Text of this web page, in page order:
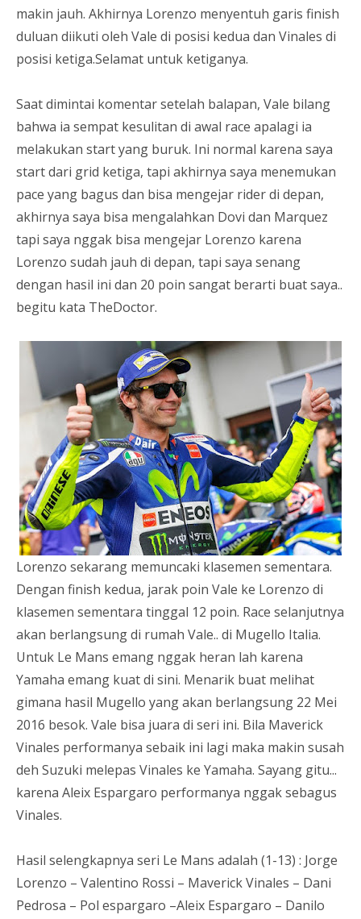
makin jauh. Akhirnya Lorenzo menyentuh garis finish
duluan diikuti oleh Vale di posisi kedua dan Vinales di
posisi ketiga.Selamat untuk ketiganya.
Saat dimintai komentar setelah balapan, Vale bilang
bahwa ia sempat kesulitan di awal race apalagi ia
melakukan start yang buruk. Ini normal karena saya
start dari grid ketiga, tapi akhirnya saya menemukan
pace yang bagus dan bisa mengejar rider di depan,
akhirnya saya bisa mengalahkan Dovi dan Marquez
tapi saya nggak bisa mengejar Lorenzo karena
Lorenzo sudah jauh di depan, tapi saya senang
dengan hasil ini dan 20 poin sangat berarti buat saya..
begitu kata TheDoctor.
Lorenzo sekarang memuncaki klasemen sementara.
Dengan finish kedua, jarak poin Vale ke Lorenzo di
klasemen sementara tinggal 12 poin. Race selanjutnya
akan berlangsung di rumah Vale.. di Mugello Italia.
Untuk Le Mans emang nggak heran lah karena
Yamaha emang kuat di sini. Menarik buat melihat
gimana hasil Mugello yang akan berlangsung 22 Mei
2016 besok. Vale bisa juara di seri ini. Bila Maverick
Vinales performanya sebaik ini lagi maka makin susah
deh Suzuki melepas Vinales ke Yamaha. Sayang gitu...
karena Aleix Espargaro performanya nggak sebagus
Vinales.
Hasil selengkapnya seri Le Mans adalah (1-13) : Jorge
Lorenzo – Valentino Rossi – Maverick Vinales – Dani
Pedrosa – Pol espargaro –Aleix Espargaro – Danilo